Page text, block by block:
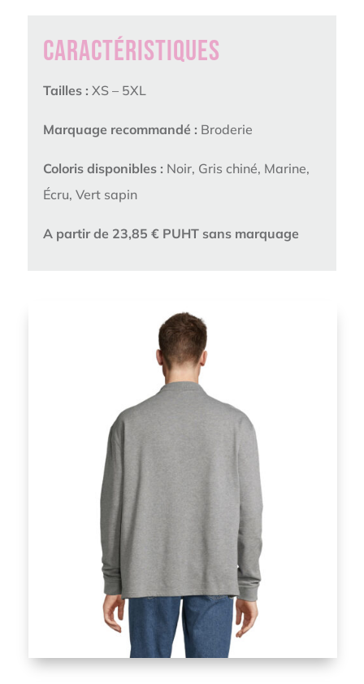
Caractéristiques
Tailles : XS – 5XL
Marquage recommandé : Broderie
Coloris disponibles : Noir, Gris chiné, Marine,
Écru, Vert sapin
A partir de 23,85 € PUHT sans marquage